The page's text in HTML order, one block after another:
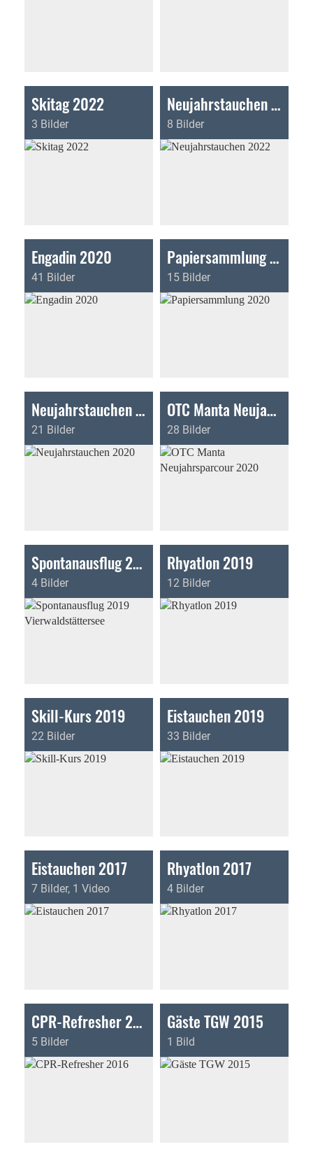
Skitag 2022
3 Bilder
Neujahrstauchen 2022
8 Bilder
Engadin 2020
41 Bilder
Papiersammlung 2020
15 Bilder
Neujahrstauchen 2020
21 Bilder
OTC Manta Neujahrsparcour 2020
28 Bilder
Spontanausflug 2019 Vierwaldstättersee
4 Bilder
Rhyatlon 2019
12 Bilder
Skill-Kurs 2019
22 Bilder
Eistauchen 2019
33 Bilder
Eistauchen 2017
7 Bilder, 1 Video
Rhyatlon 2017
4 Bilder
CPR-Refresher 2016
5 Bilder
Gäste TGW 2015
1 Bild